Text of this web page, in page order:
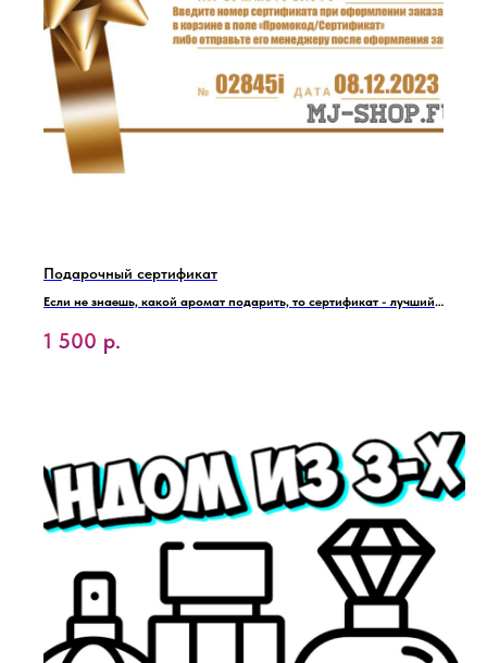
Подарочный сертификат
Если не знаешь, какой аромат подарить, то сертификат - лучший
1 500 р.